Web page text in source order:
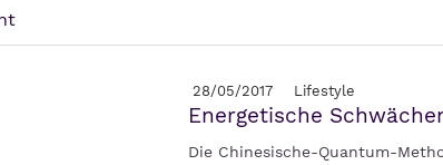
28/05/2017 Lifestyle
Energetische
Die Chinesische-Quantum-